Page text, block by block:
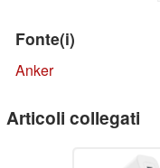
Fonte(i)
Anker
Articoli collegati